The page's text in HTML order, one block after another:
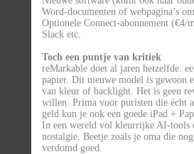
Word-documenten of webpagina’s
Optionele Connect-abonnement (€4/
Slack etc.
Toch een puntje van kritiek
reMarkable doet al jaren hetzelfde:
papier. Dit nieuwe model is gewoon
van kleur of backlight. Het is geen
willen. Prima voor puristen die écht
geld kun je ook een goede iPad +
In een wereld vol kleurrijke AI-tools
nostalgie. Beetje zoals je oma die
verdomd goed.